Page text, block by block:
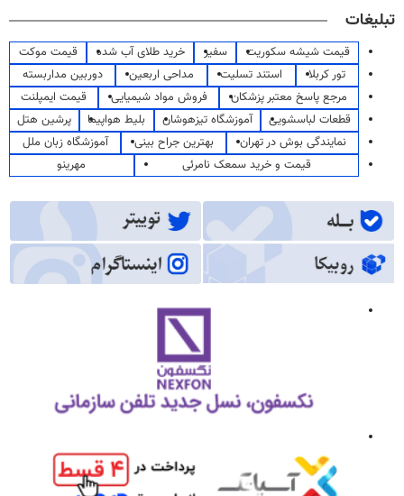
تبلیغات
قیمت شیشه سکوریت سفیر خرید طلای آب شده
قیمت موکت
تور کربلا
استند تسلیت مداحی اربعین
دوربین مداربسته
مرجع پاسخ معتبر پزشکان
فروش مواد شیمیایی
قیمت ایمپلنت
قطعات لباسشویی
آموزشگاه تیزهوشان بلیط هواپیما
پرشین هتل
نمایندگی بوش در تهران
بهترین جراح بینی
آموزشگاه زبان ملل
قیمت و خرید سمعک نامرئی
مهرینو